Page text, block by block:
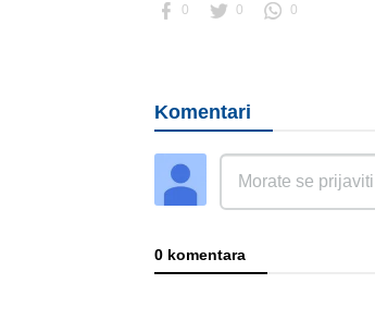
0 0 0
Komentari
0 komentara